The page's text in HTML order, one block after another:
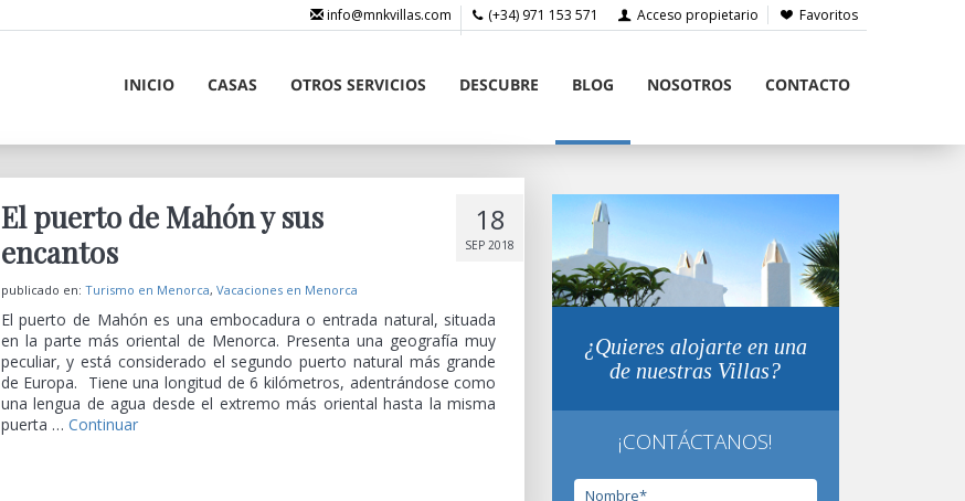
Favoritos
Acceso propietario
(+34) 971 153 571
info@mnkvillas.com
INICIO CASAS OTROS SERVICIOS DESCUBRE BLOG NOSOTROS CONTACTO
18
SEP 2018
El puerto de Mahón y sus
encantos
publicado en: Turismo en Menorca, Vacaciones en Menorca
El puerto de Mahón es una embocadura o entrada natural, situada
en la parte más oriental de Menorca. Presenta una geografía muy
peculiar, y está considerado el segundo puerto natural más grande
de Europa. Tiene una longitud de 6 kilómetros, adentrándose como
una lengua de agua desde el extremo más oriental hasta la misma
puerta … Continuar
¿Quieres alojarte en una
de nuestras Villas?
¡CONTÁCTANOS!